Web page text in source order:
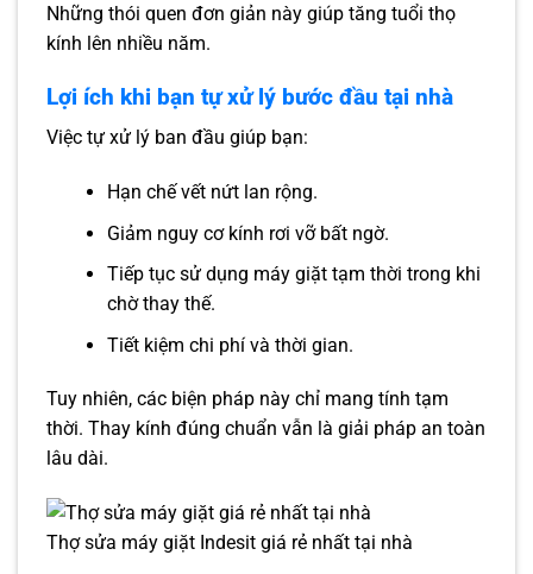
Những thói quen đơn giản này giúp tăng tuổi thọ
kính lên nhiều năm.
Lợi ích khi bạn tự xử lý bước đầu tại nhà
Việc tự xử lý ban đầu giúp bạn:
Hạn chế vết nứt lan rộng.
Giảm nguy cơ kính rơi vỡ bất ngờ.
Tiếp tục sử dụng máy giặt tạm thời trong khi
chờ thay thế.
Tiết kiệm chi phí và thời gian.
Tuy nhiên, các biện pháp này chỉ mang tính tạm
thời. Thay kính đúng chuẩn vẫn là giải pháp an toàn
lâu dài.
Thợ sửa máy giặt Indesit giá rẻ nhất tại nhà